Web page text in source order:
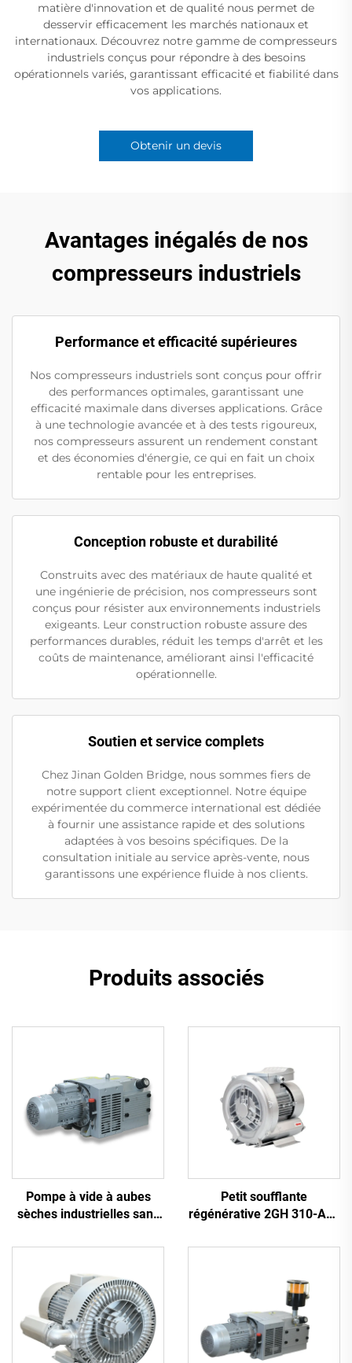
matière d'innovation et de qualité nous permet de
desservir efficacement les marchés nationaux et
internationaux. Découvrez notre gamme de compresseurs
industriels conçus pour répondre à des besoins
opérationnels variés, garantissant efficacité et fiabilité dans
vos applications.
Obtenir un devis
Avantages inégalés de nos
compresseurs industriels
Performance et efficacité supérieures
Nos compresseurs industriels sont conçus pour offrir
des performances optimales, garantissant une
efficacité maximale dans diverses applications. Grâce
à une technologie avancée et à des tests rigoureux,
nos compresseurs assurent un rendement constant
et des économies d'énergie, ce qui en fait un choix
rentable pour les entreprises.
Conception robuste et durabilité
Construits avec des matériaux de haute qualité et
une ingénierie de précision, nos compresseurs sont
conçus pour résister aux environnements industriels
exigeants. Leur construction robuste assure des
performances durables, réduit les temps d'arrêt et les
coûts de maintenance, améliorant ainsi l'efficacité
opérationnelle.
Soutien et service complets
Chez Jinan Golden Bridge, nous sommes fiers de
notre support client exceptionnel. Notre équipe
expérimentée du commerce international est dédiée
à fournir une assistance rapide et des solutions
adaptées à vos besoins spécifiques. De la
consultation initiale au service après-vente, nous
garantissons une expérience fluide à nos clients.
Produits associés
Pompe à vide à aubes
sèches industrielles sans
Petit soufflante
régénérative 2GH 310-A11
pour spa et bassin